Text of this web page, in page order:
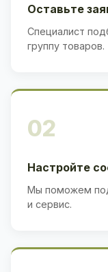
Оставьте
Специалист
группу товаров.
02
Настройте
Мы поможем
и сервис.